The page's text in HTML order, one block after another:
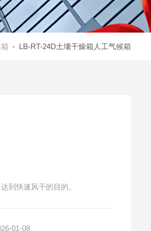
- LB-RT-24D土壤干燥箱人工气候箱
到快速风干的目的。
01-08